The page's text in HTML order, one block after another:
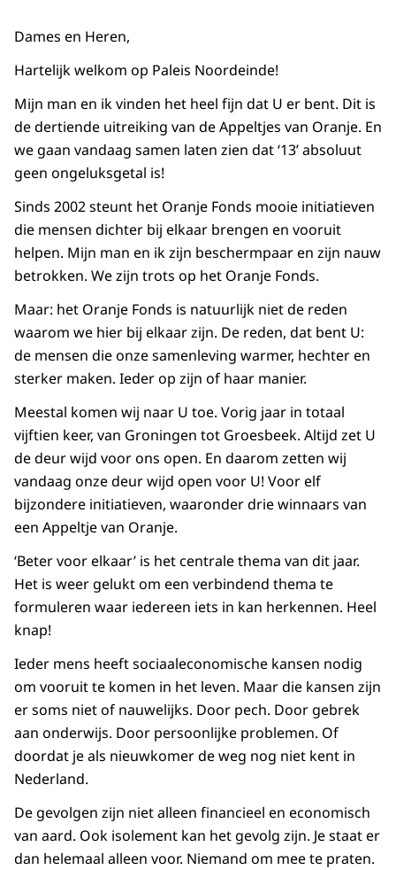
Dames en Heren,
Hartelijk welkom op Paleis Noordeinde!
Mijn man en ik vinden het heel fijn dat U er bent. Dit is
de dertiende uitreiking van de Appeltjes van Oranje. En
we gaan vandaag samen laten zien dat ‘13’ absoluut
geen ongeluksgetal is!
Sinds 2002 steunt het Oranje Fonds mooie initiatieven
die mensen dichter bij elkaar brengen en vooruit
helpen. Mijn man en ik zijn beschermpaar en zijn nauw
betrokken. We zijn trots op het Oranje Fonds.
Maar: het Oranje Fonds is natuurlijk niet de reden
waarom we hier bij elkaar zijn. De reden, dat bent U:
de mensen die onze samenleving warmer, hechter en
sterker maken. Ieder op zijn of haar manier.
Meestal komen wij naar U toe. Vorig jaar in totaal
vijftien keer, van Groningen tot Groesbeek. Altijd zet U
de deur wijd voor ons open. En daarom zetten wij
vandaag onze deur wijd open voor U! Voor elf
bijzondere initiatieven, waaronder drie winnaars van
een Appeltje van Oranje.
‘Beter voor elkaar’ is het centrale thema van dit jaar.
Het is weer gelukt om een verbindend thema te
formuleren waar iedereen iets in kan herkennen. Heel
knap!
Ieder mens heeft sociaaleconomische kansen nodig
om vooruit te komen in het leven. Maar die kansen zijn
er soms niet of nauwelijks. Door pech. Door gebrek
aan onderwijs. Door persoonlijke problemen. Of
doordat je als nieuwkomer de weg nog niet kent in
Nederland.
De gevolgen zijn niet alleen financieel en economisch
van aard. Ook isolement kan het gevolg zijn. Je staat er
dan helemaal alleen voor. Niemand om mee te praten.